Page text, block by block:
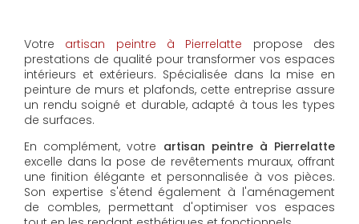
Votre artisan peintre à Pierrelatte propose des
prestations de qualité pour transformer vos espaces
intérieurs et extérieurs. Spécialisée dans la mise en
peinture de murs et plafonds, cette entreprise assure
un rendu soigné et durable, adapté à tous les types
de surfaces.
En complément, votre artisan peintre à Pierrelatte
excelle dans la pose de revêtements muraux, offrant
une finition élégante et personnalisée à vos pièces.
Son expertise s'étend également à l'aménagement
de combles, permettant d'optimiser vos espaces